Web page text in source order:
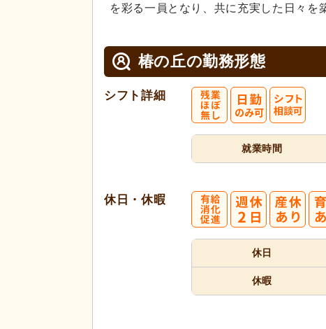
を彩る一員となり、共に充実した日々を
椿の丘の勤務形態
シフト詳細
就業時間
休日・休暇
休日
休暇